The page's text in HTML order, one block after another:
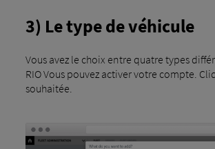
3) Le type de véhicule
Vous avez le choix entre quatre types
RIO Vous pouvez activer votre compte.
souhaitée.